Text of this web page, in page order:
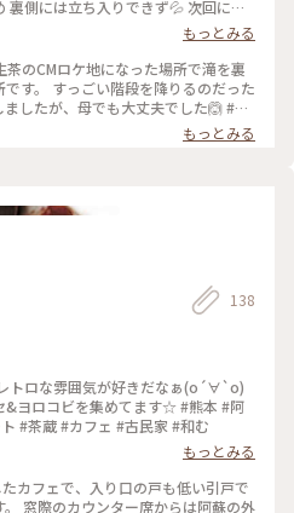
裏側には立ち入りできず💦 次回に期
#鍋ヶ滝#滝#癒し
もっとみる
茶のCMロケ地になった場所で滝を裏
す。 すっごい階段を降りるのだった
したが、母でも大丈夫でした🙆 #私
もっとみる
138
トロな雰囲気が好きだなぁ(о´∀`о)
&ヨロコビを集めてます☆ #熊本 #阿
#茶蔵 #カフェ #古民家 #和む
もっとみる
カフェで、入り口の戸も低い引戸で
。 窓際のカウンター席からは阿蘇の外